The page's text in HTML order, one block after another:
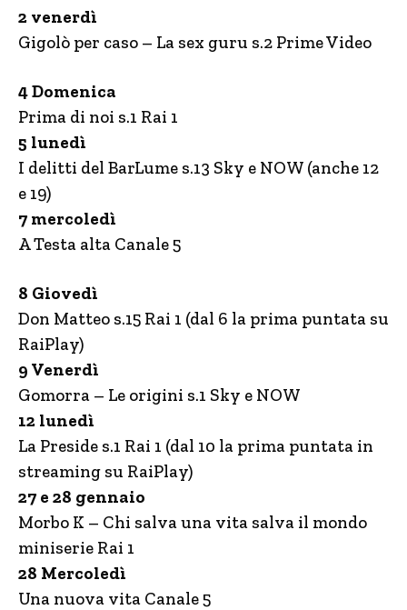
2 venerdì
Gigolò per caso – La sex guru s.2 Prime Video
4 Domenica
Prima di noi s.1 Rai 1
5 lunedì
I delitti del BarLume s.13 Sky e NOW (anche 12
e 19)
7 mercoledì
A Testa alta Canale 5
8 Giovedì
Don Matteo s.15 Rai 1 (dal 6 la prima puntata su
RaiPlay)
9 Venerdì
Gomorra – Le origini s.1 Sky e NOW
12 lunedì
La Preside s.1 Rai 1 (dal 10 la prima puntata in
streaming su RaiPlay)
27 e 28 gennaio
Morbo K – Chi salva una vita salva il mondo
miniserie Rai 1
28 Mercoledì
Una nuova vita Canale 5